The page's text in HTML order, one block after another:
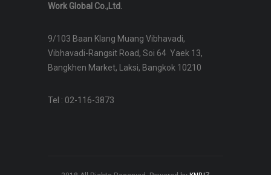
Work Global Co.,Ltd.
9/103 Baan Klang Muang Vibhavadi,
Vibhavadi-Rangsit Road, Soi 64 Yaek 13,
Bangkhen Market, Laksi, Bangkok 10210
Tel : 02-116-3873